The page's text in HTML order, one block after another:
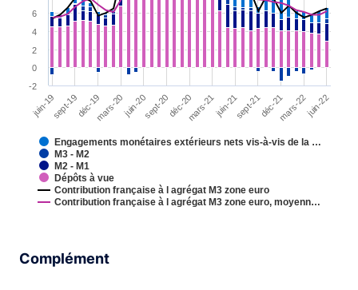
Engagements monétaires extérieurs nets vis-à-vis de la …
M3 - M2
M2 - M1
Dépôts à vue
Contribution française à l agrégat M3 zone euro
Contribution française à l agrégat M3 zone euro, moyenn…
juin-19 déc-19 juin-20 déc-20 juin-21 déc-21 juin-22
sept-19 mars-20 sept-20 mars-21 sept-21 mars-22
-2
0
2
4
6
Complément